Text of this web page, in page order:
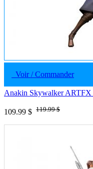
Voir / Commander
Anakin Skywalker ARTFX
109.99 $ 119.99 $